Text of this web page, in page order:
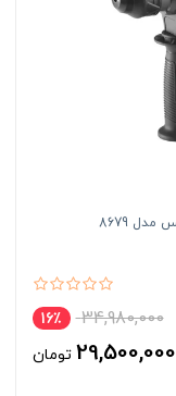
34,980,000 16٪
29,500,000 تومان